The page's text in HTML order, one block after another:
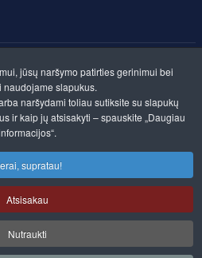
rajono švietimo centras. Savivaldybės
įstaiga
g. 30, LT-96112 Gargždai
kodas 300520961
jūsų naršymo patirties gerinimui bei
naudojame slapukus.
naršydami toliau sutiksite su slapukų
ir kaip jų atsisakyti – spauskite „Daugiau
supratau!
Atsisakau
Nutraukti